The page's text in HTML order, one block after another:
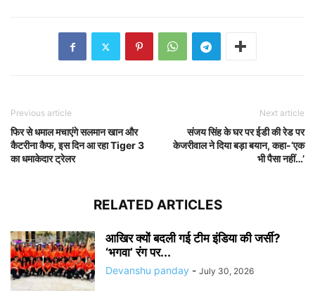
Previous article
फिर से धमाल मचाएंगे सलमान खान और
कैटरीना कैफ, इस दिन आ रहा Tiger 3
का धमाकेदार ट्रेलर
Next article
संजय सिंह के घर पर ईडी की रेड पर
केजरीवाल ने दिया बड़ा बयान, कहा-‘एक
भी पैसा नहीं…’
RELATED ARTICLES
आखिर क्यों बदली गई टीम इंडिया की जर्सी?
‘भगवा’ रंग पर...
Devanshu panday - July 30, 2026